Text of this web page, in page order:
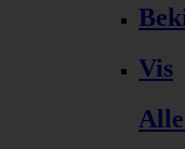
Vis